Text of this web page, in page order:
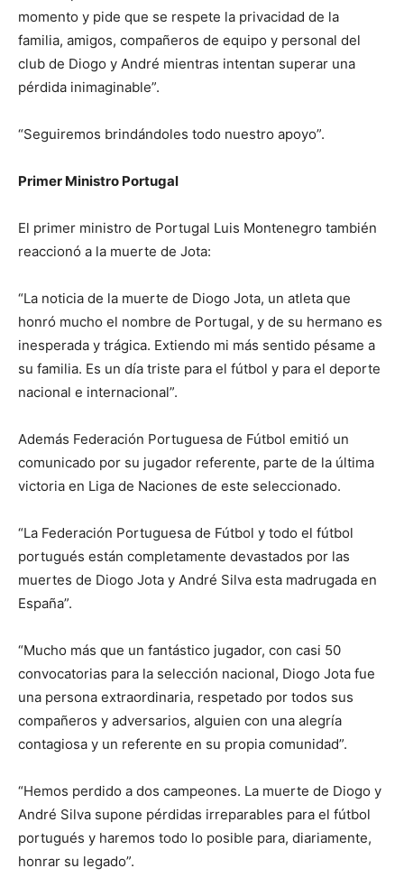
momento y pide que se respete la privacidad de la
familia, amigos, compañeros de equipo y personal del
club de Diogo y André mientras intentan superar una
pérdida inimaginable”.
“Seguiremos brindándoles todo nuestro apoyo”.
Primer Ministro Portugal
El primer ministro de Portugal Luis Montenegro también
reaccionó a la muerte de Jota:
“La noticia de la muerte de Diogo Jota, un atleta que
honró mucho el nombre de Portugal, y de su hermano es
inesperada y trágica. Extiendo mi más sentido pésame a
su familia. Es un día triste para el fútbol y para el deporte
nacional e internacional”.
Además Federación Portuguesa de Fútbol emitió un
comunicado por su jugador referente, parte de la última
victoria en Liga de Naciones de este seleccionado.
“La Federación Portuguesa de Fútbol y todo el fútbol
portugués están completamente devastados por las
muertes de Diogo Jota y André Silva esta madrugada en
España”.
“Mucho más que un fantástico jugador, con casi 50
convocatorias para la selección nacional, Diogo Jota fue
una persona extraordinaria, respetado por todos sus
compañeros y adversarios, alguien con una alegría
contagiosa y un referente en su propia comunidad”.
“Hemos perdido a dos campeones. La muerte de Diogo y
André Silva supone pérdidas irreparables para el fútbol
portugués y haremos todo lo posible para, diariamente,
honrar su legado”.